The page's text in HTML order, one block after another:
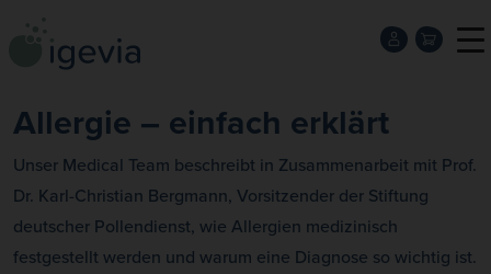
Allergie – einfach erklärt
Unser Medical Team beschreibt in Zusammenarbeit mit Prof.
Dr. Karl-Christian Bergmann, Vorsitzender der Stiftung
deutscher Pollendienst, wie Allergien medizinisch
festgestellt werden und warum eine Diagnose so wichtig ist.